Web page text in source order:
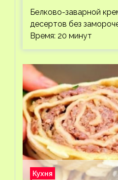
Белково-заварной
десертов без
Время: 20 минут
Кухня